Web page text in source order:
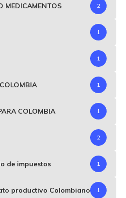
MEDICAMENTOS 2
1
1
1
COLOMBIA 1
2
de impuestos 1
productivo Colombiano 1